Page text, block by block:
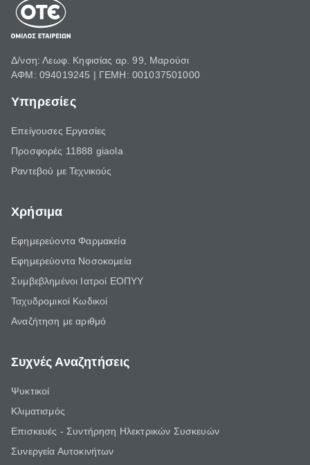
Δ/νση: Λεωφ. Κηφισίας αρ. 99, Μαρούσι
ΑΦΜ: 094019245 | ΓΕΜΗ: 001037501000
Υπηρεσίες
Επείγουσες Εργασίες
Προσφορές 11888 giaola
Ραντεβού με Τεχνικούς
Χρήσιμα
Εφημερεύοντα Φαρμακεία
Εφημερεύοντα Νοσοκομεία
Συμβεβλημένοι Ιατροί ΕΟΠΥΥ
Ταχυδρομικοί Κωδικοί
Αναζήτηση με αριθμό
Συχνές Αναζητήσεις
Ψυκτικοί
Κλιματισμός
Επισκευές - Συντήρηση Ηλεκτρικών Συσκευών
Συνεργεία Αυτοκινήτων